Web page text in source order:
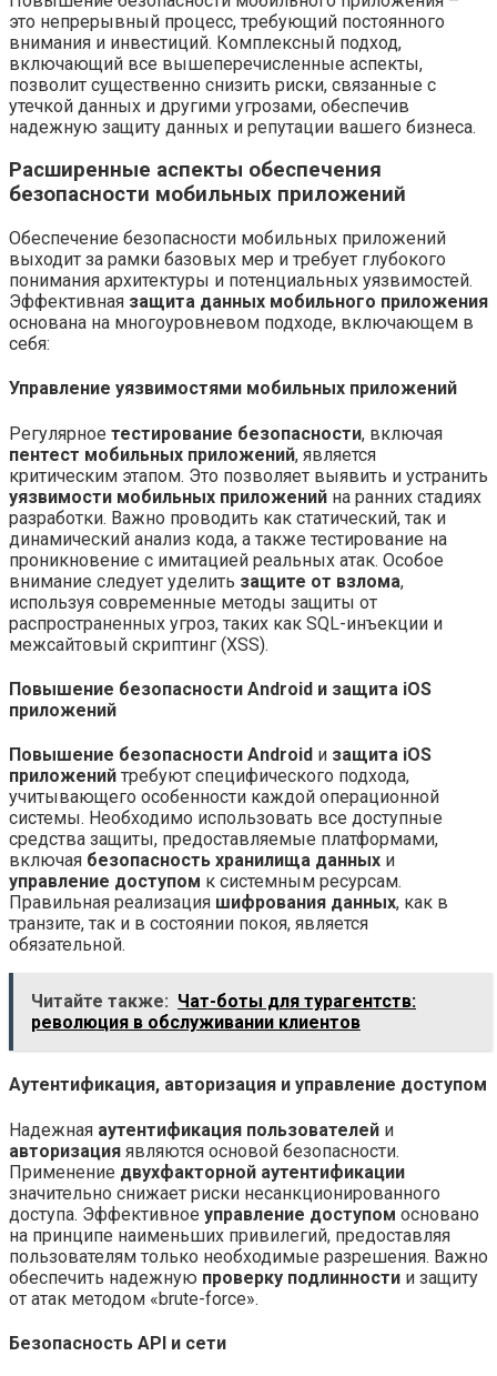
это непрерывный процесс, требующий постоянного
внимания и инвестиций. Комплексный подход,
включающий все вышеперечисленные аспекты,
позволит существенно снизить риски, связанные с
утечкой данных и другими угрозами, обеспечив
надежную защиту данных и репутации вашего бизнеса.
Расширенные аспекты обеспечения
безопасности мобильных приложений
Обеспечение безопасности мобильных приложений
выходит за рамки базовых мер и требует глубокого
понимания архитектуры и потенциальных уязвимостей.
Эффективная защита данных мобильного приложения
основана на многоуровневом подходе, включающем в
себя:
Управление уязвимостями мобильных приложений
Регулярное тестирование безопасности, включая
пентест мобильных приложений, является
критическим этапом. Это позволяет выявить и устранить
уязвимости мобильных приложений на ранних стадиях
разработки. Важно проводить как статический, так и
динамический анализ кода, а также тестирование на
проникновение с имитацией реальных атак. Особое
внимание следует уделить защите от взлома,
используя современные методы защиты от
распространенных угроз, таких как SQL-инъекции и
межсайтовый скриптинг (XSS).
Повышение безопасности Android и защита iOS
приложений
Повышение безопасности Android и защита iOS
приложений требуют специфического подхода,
учитывающего особенности каждой операционной
системы. Необходимо использовать все доступные
средства защиты, предоставляемые платформами,
включая безопасность хранилища данных и
управление доступом к системным ресурсам.
Правильная реализация шифрования данных, как в
транзите, так и в состоянии покоя, является
обязательной.
Читайте также: Чат-боты для турагентств:
революция в обслуживании клиентов
Аутентификация, авторизация и управление доступом
Надежная аутентификация пользователей и
авторизация являются основой безопасности.
Применение двухфакторной аутентификации
значительно снижает риски несанкционированного
доступа. Эффективное управление доступом основано
на принципе наименьших привилегий, предоставляя
пользователям только необходимые разрешения. Важно
обеспечить надежную проверку подлинности и защиту
от атак методом «brute-force».
Безопасность API и сети